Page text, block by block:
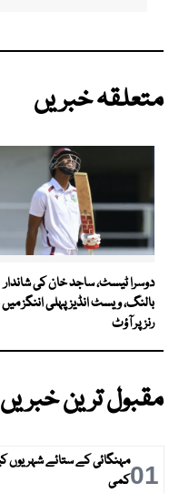
متعلقہ خبریں
دوسرا ٹیسٹ، ساجد خان کی شاندار
رنز پر آؤٹ
مقبول ترین خبریں
01مہنگائی کے ستائے شہریوں
کمی